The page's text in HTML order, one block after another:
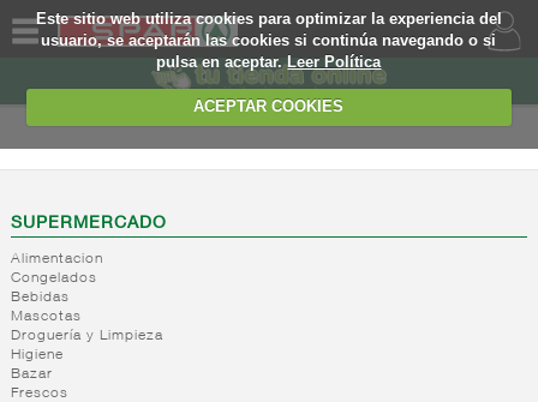
Este sitio web utiliza cookies para optimizar la experiencia del
usuario, se aceptarán las cookies si continúa navegando o si
pulsa en aceptar.Leer Política
ACEPTAR COOKIES
SOMOS
WEB
EJEMPLO
SUPERMERCADO
Alimentacion
Congelados
Bebidas
Mascotas
Droguería y Limpieza
Higiene
Bazar
Frescos